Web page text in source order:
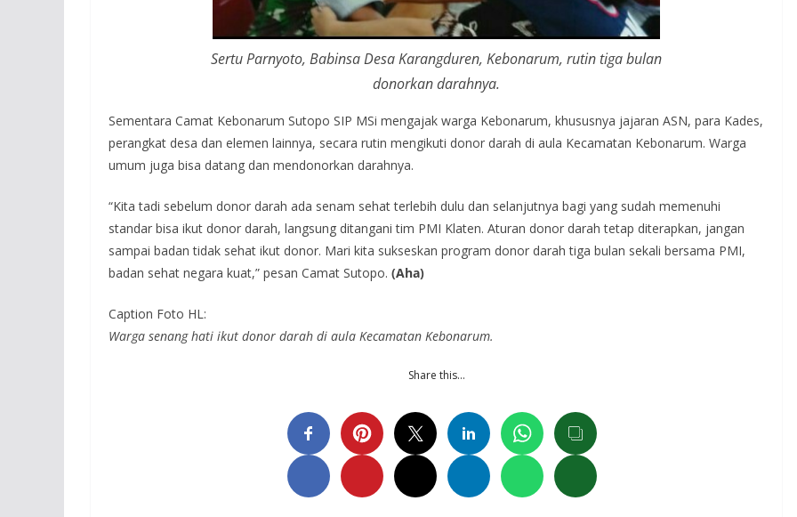
Sertu Parnyoto, Babinsa Desa Karangduren, Kebonarum, rutin tiga bulan
donorkan darahnya.
Sementara Camat Kebonarum Sutopo SIP MSi mengajak warga Kebonarum, khususnya jajaran ASN, para Kades,
perangkat desa dan elemen lainnya, secara rutin mengikuti donor darah di aula Kecamatan Kebonarum. Warga
umum juga bisa datang dan mendonorkan darahnya.
“Kita tadi sebelum donor darah ada senam sehat terlebih dulu dan selanjutnya bagi yang sudah memenuhi
standar bisa ikut donor darah, langsung ditangani tim PMI Klaten. Aturan donor darah tetap diterapkan, jangan
sampai badan tidak sehat ikut donor. Mari kita sukseskan program donor darah tiga bulan sekali bersama PMI,
badan sehat negara kuat,” pesan Camat Sutopo. (Aha)
Caption Foto HL:
Warga senang hati ikut donor darah di aula Kecamatan Kebonarum.
Share this…